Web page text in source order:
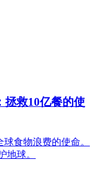
拯救10亿餐的使
食物浪费的使命。
地球。